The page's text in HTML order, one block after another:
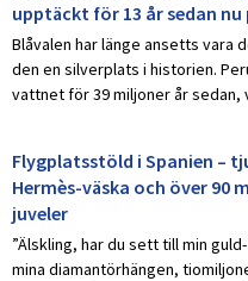
upptäckt för 13 år sedan
Blåvalen har länge ansetts vara
den en silverplats i historien.
vattnet för 39 miljoner år sedan,
Flygplatsstöld i Spanien –
Hermès-väska och över
juveler
”Älskling, har du sett till min
mina diamantörhängen,